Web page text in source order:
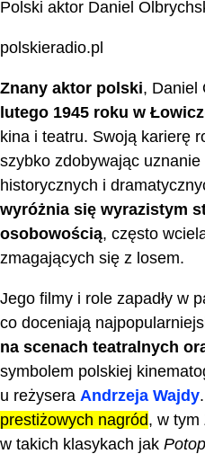
Polski aktor Daniel
polskieradio.pl
Znany aktor polski, Daniel
lutego 1945 roku w
kina i teatru. Swoją karierę
szybko zdobywając
historycznych i
wyróżnia się wyrazistym
osobowością, często
zmagających się z losem.
Jego filmy i role zapadły w
co doceniają
na scenach teatralnych
symbolem polskiej
u reżysera Andrzeja Wajdy.
prestiżowych nagród, w tym
w takich klasykach jak Potop